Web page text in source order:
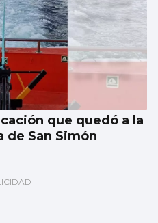
que quedó a la
de San Simón